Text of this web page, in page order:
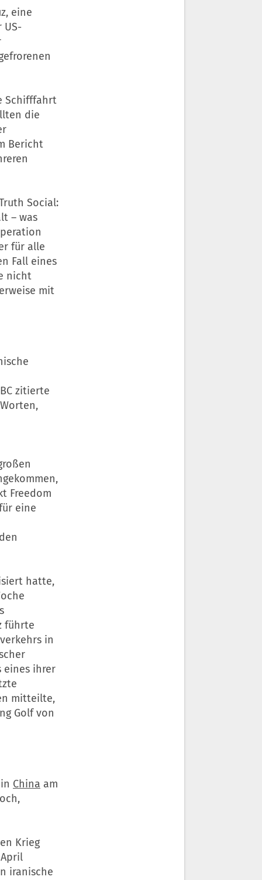
eine
US-
Schifffahrt
die
Bericht
Social:
– was
für alle
Fall eines
nicht
mit
zitierte
Freedom
eine
hatte,
führte
in
eines ihrer
mitteilte,
Golf von
China am
Krieg
iranische